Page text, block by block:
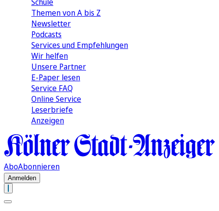
Themen von A bis Z
Newsletter
Podcasts
Services und Empfehlungen
Wir helfen
Unsere Partner
E-Paper lesen
Service FAQ
Online Service
Leserbriefe
Anzeigen
AboAbonnieren
Anmelden